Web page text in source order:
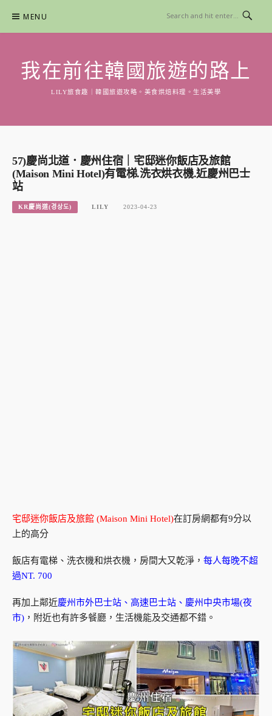
content
MENU
我在前往韓國旅遊的路上
LILY旅食趣｜韓國旅遊攻略。美食烘焙料理。生活美學
57)慶尚北道．慶州住宿｜宅邸迷你飯店及旅館
(Maison Mini Hotel)有電梯.洗衣烘衣機.近慶州巴士
站
KR慶尚道(경상도) LILY 2023-04-23
宅邸迷你飯店及旅館 (Maison Mini Hotel)在訂房網都有9分以
上的高分
飯店有電梯、洗衣機和烘衣機，房間大又乾淨， 每人每晚不超
過NT. 700
再加上鄰近慶州市外巴士站、高速巴士站、慶州中央市場(夜
市) ，附近也有許多餐廳，生活機能及交通都不錯。